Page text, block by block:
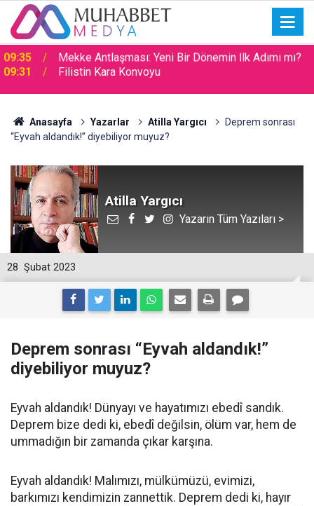
09:31 Filistin Kara Konvoyu
Anasayfa Yazarlar Atilla Yargıcı
Deprem sonrası
“Eyvah aldandık!” diyebiliyor muyuz?
Atilla Yargıcı
Yazarın Tüm Yazıları >
28 Şubat 2023
Deprem sonrası “Eyvah aldandık!”
diyebiliyor muyuz?
Eyvah aldandık! Dünyayı ve hayatımızı ebedî sandık.
Deprem bize dedi ki, ebedî değilsin, ölüm var, hem de
ummadığın bir zamanda çıkar karşına.
Eyvah aldandık! Malımızı, mülkümüzü, evimizi,
barkımızı kendimizin zannettik. Deprem dedi ki, hayır